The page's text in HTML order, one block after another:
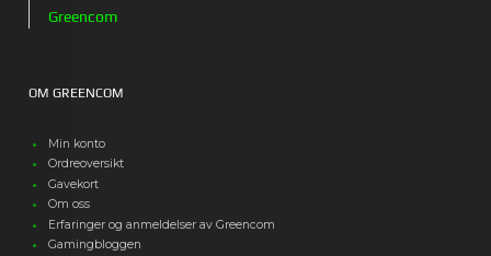
Greencom
OM GREENCOM
Min konto
Ordreoversikt
Gavekort
Om oss
Erfaringer og anmeldelser av Greencom
Gamingbloggen